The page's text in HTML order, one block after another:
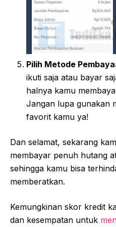
Pilih Metode
ikuti saja atau bayar
halnya kamu
Jangan lupa gunakan
favorit kamu ya!
Dan selamat, sekarang
membayar penuh hutang
sehingga kamu bisa
memberatkan.
Kemungkinan skor kredit
dan kesempatan untuk